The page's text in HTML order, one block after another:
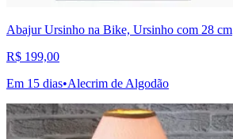
Abajur Ursinho na Bike, Ursinho com 28 cm
R$ 199,00
Em 15 dias•Alecrim de Algodão